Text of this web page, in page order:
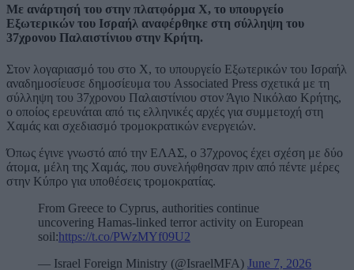
Με ανάρτησή του στην πλατφόρμα Χ, το υπουργείο
Εξωτερικών του Ισραήλ αναφέρθηκε στη σύλληψη του
37χρονου Παλαιστίνιου στην Κρήτη.
Στον λογαριασμό του στο Χ, το υπουργείο Εξωτερικών του Ισραήλ
αναδημοσίευσε δημοσίευμα του Associated Press σχετικά με τη
σύλληψη του 37χρονου Παλαιστίνιου στον Άγιο Νικόλαο Κρήτης,
ο οποίος ερευνάται από τις ελληνικές αρχές για συμμετοχή στη
Χαμάς και σχεδιασμό τρομοκρατικών ενεργειών.
Όπως έγινε γνωστό από την ΕΛΑΣ, ο 37χρονος έχει σχέση με δύο
άτομα, μέλη της Χαμάς, που συνελήφθησαν πριν από πέντε μέρες
στην Κύπρο για υποθέσεις τρομοκρατίας.
From Greece to Cyprus, authorities continue
uncovering Hamas-linked terror activity on European
soil:https://t.co/PWzMYf09U2
— Israel Foreign Ministry (@IsraelMFA) June 7, 2026